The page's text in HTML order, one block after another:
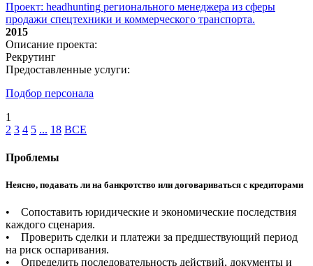
Проект: headhunting регионального менеджера из сферы
продажи спецтехники и коммерческого транспорта.
2015
Описание проекта:
Рекрутинг
Предоставленные услуги:
Подбор персонала
1
2 3 4 5 ... 18 ВСЕ
Проблемы
Неясно, подавать ли на банкротство или договариваться с кредиторами
• Сопоставить юридические и экономические последствия
каждого сценария.
• Проверить сделки и платежи за предшествующий период
на риск оспаривания.
• Определить последовательность действий, документы и